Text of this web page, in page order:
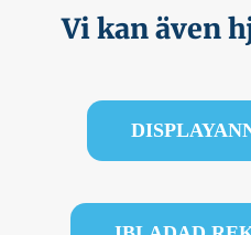
Vi kan även